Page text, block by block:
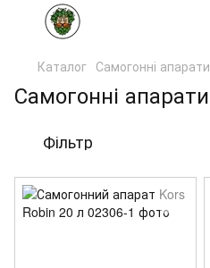
Каталог Самогонні апарати
Самогонні апарати
Фільтр